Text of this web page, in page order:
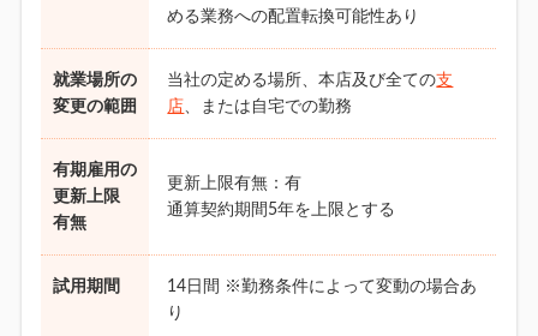
める業務への配置転換可能性あり
就業場所の
変更の範囲
当社の定める場所、本店及び全ての支
店、または自宅での勤務
有期雇用の
更新上限
有無
更新上限有無：有
通算契約期間5年を上限とする
試用期間
14日間 ※勤務条件によって変動の場合あ
り